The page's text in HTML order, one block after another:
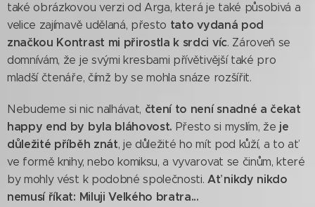
také obrázkovou verzi od Arga, která je také působivá a
velice zajímavě udělaná, přesto tato vydaná pod
značkou Kontrast mi přirostla k srdci víc. Zároveň se
domnívám, že je svými kresbami přívětivější také pro
mladší čtenáře, čímž by se mohla snáze rozšířit.
Nebudeme si nic nalhávat, čtení to není snadné a čekat
happy end by byla bláhovost. Přesto si myslím, že je
důležité příběh znát, je důležité ho mít pod kůží, a to ať
ve formě knihy, nebo komiksu, a vyvarovat se činům, které
by mohly vést k podobné společnosti.Ať nikdy nikdo
nemusí říkat: Miluji Velkého bratra...